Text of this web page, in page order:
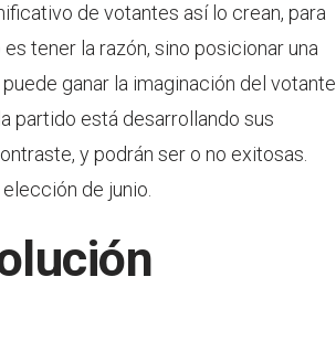
de votantes así lo crean, para
tener la razón, sino posicionar una
ganar la imaginación del votante
partido está desarrollando sus
y podrán ser o no exitosas.
de junio.